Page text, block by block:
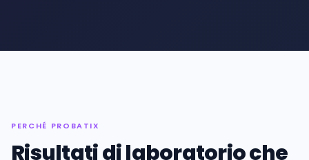
PERCHÉ PROBATIX
Risultati di laboratorio che